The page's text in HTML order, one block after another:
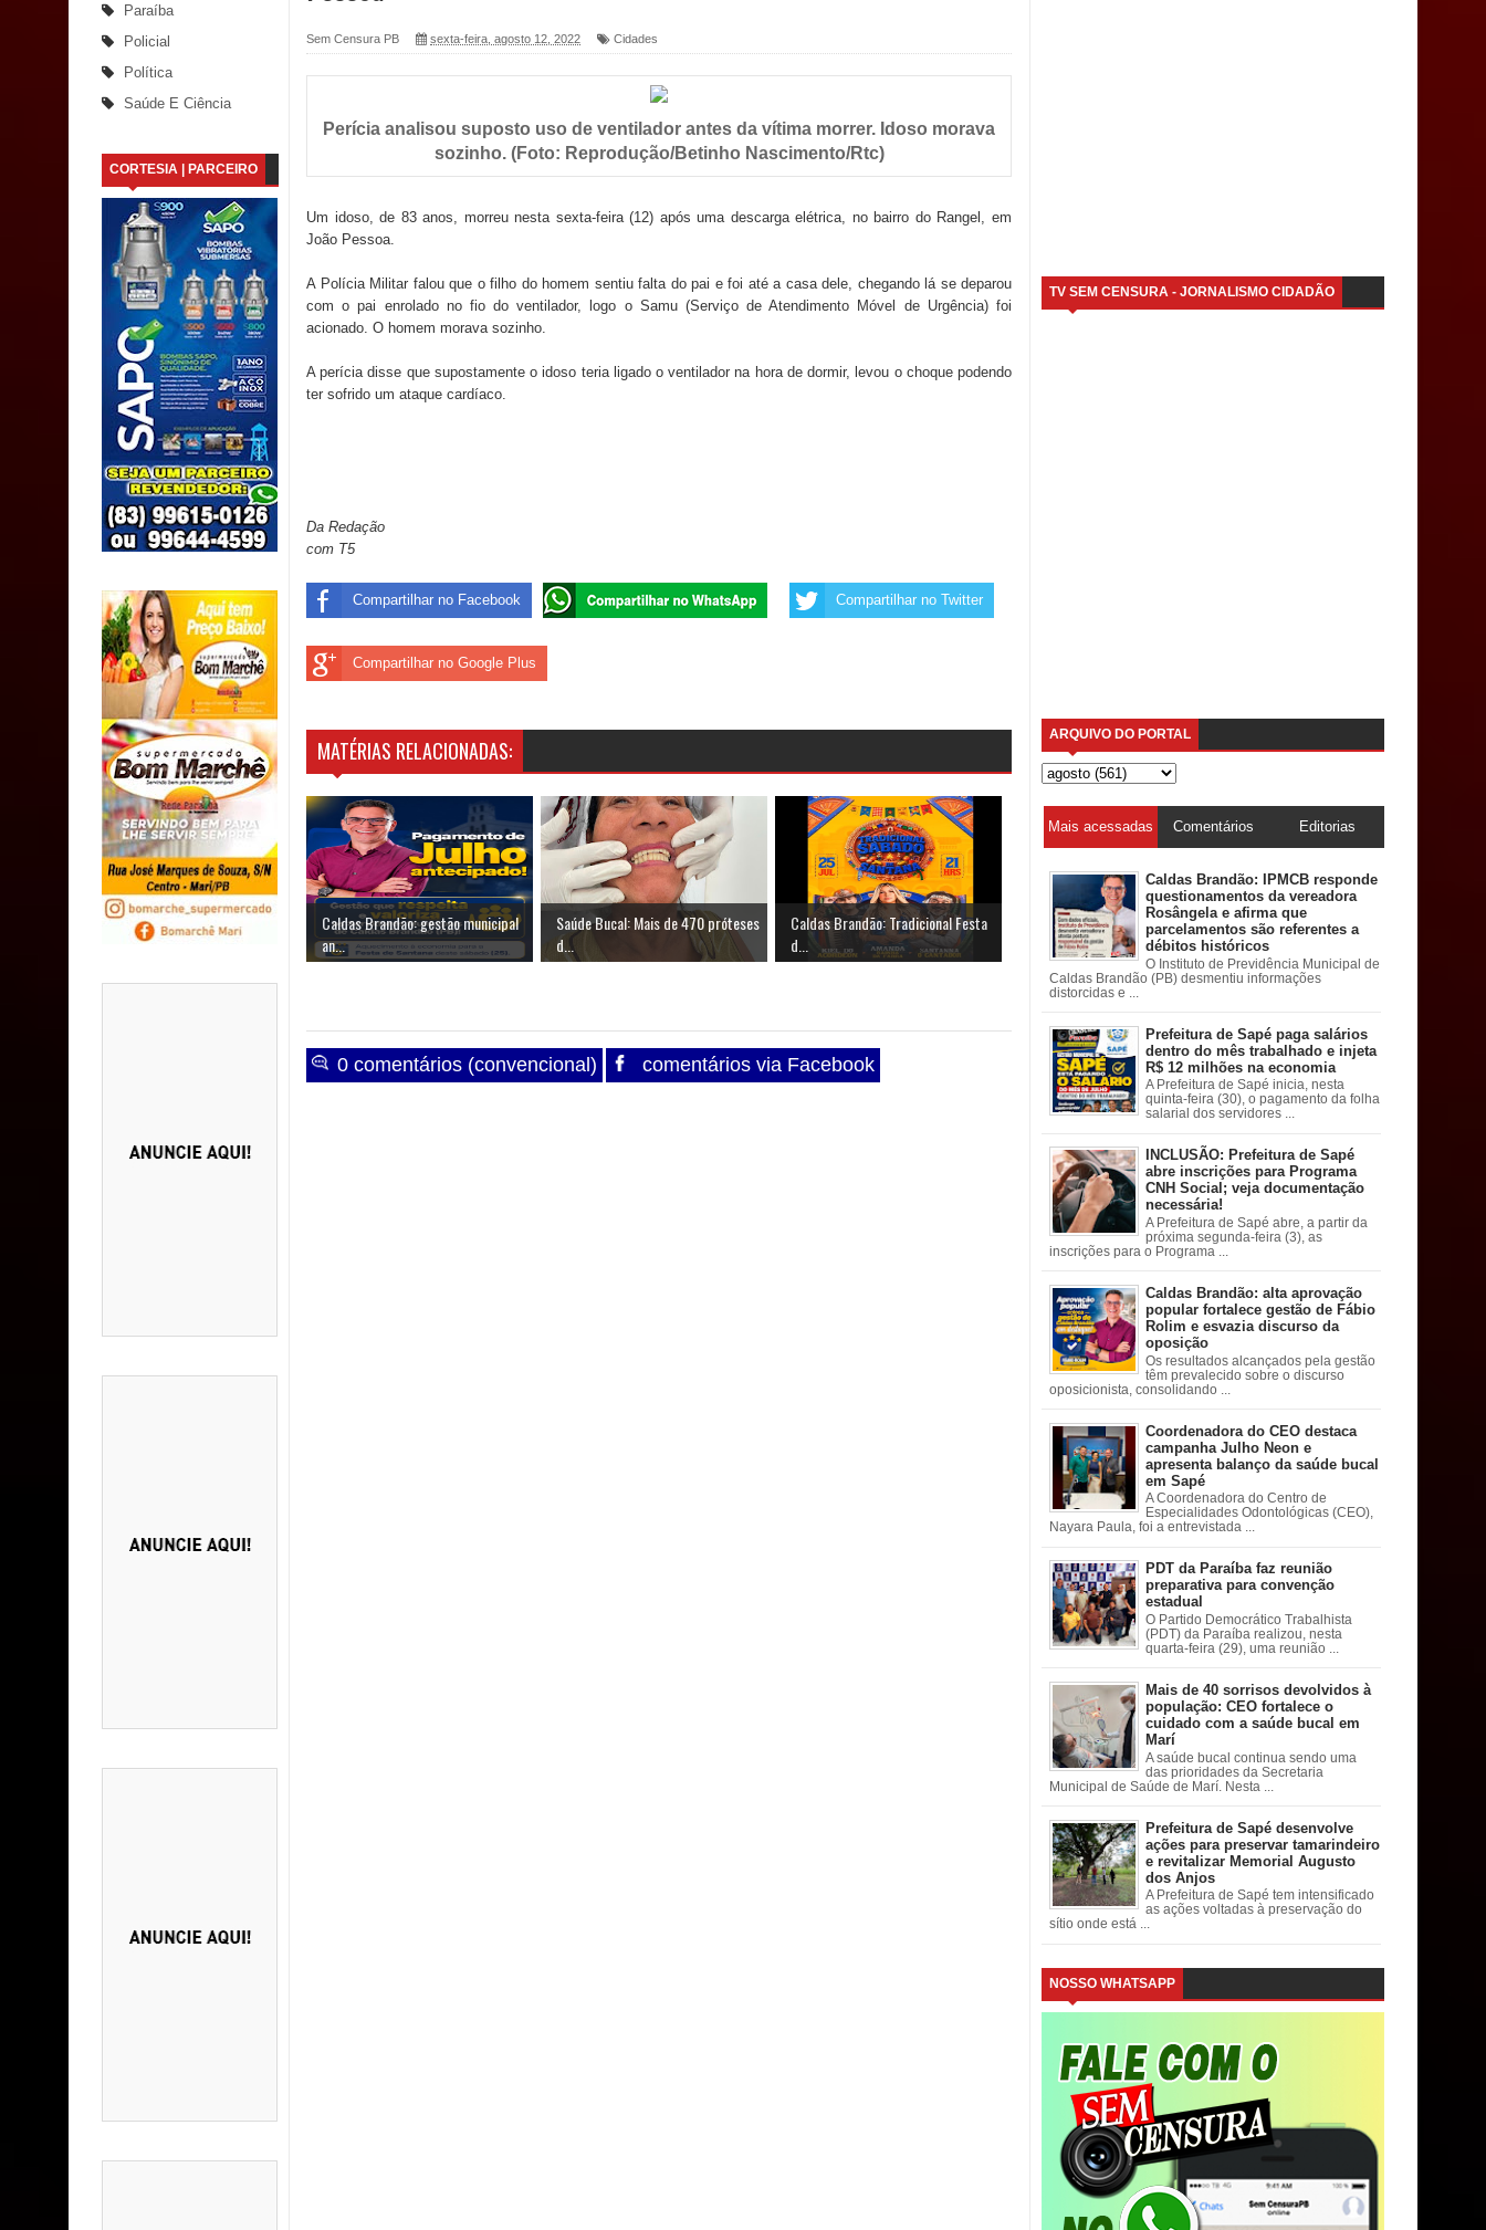
Saúde Bucal: Mais de 470 próteses dentárias já foram entregues pela Prefeitura de Sapé em 2026
Caldas Brandão: Tradicional Festa de Santana 2026 será neste sábado (25) e deve atrair grande público
Nota de pesar: Câmara de Marí lamenta a morte da ex-vereadora Neta do Sindicato
Prefeito Major Sidnei busca em Brasília recursos para nova Casa de Acolhida e CRAS de Sapé
Denise Ribeiro toma posse no Diretório Nacional do PDT durante Convenção em Brasília
Dois Gigantes da Poesia Paraibana inspiram a IV FEIRA LITERÁRIA DO BREJO em Guarabira
Vereador Davyd Matias reúne cerca de 200 lideranças em apoio à pré-candidatura de Denise Ribeiro à
Assembleia Legislativa
Mari marca presença no maior evento de saúde pública do planeta com foco na qualificação dos serviços do
SUS
MULUNGU: Servidora revela Perseguição na Gestão de Daniella Ribeiro e prática repudiável revolta
Caldas Brandão: IPMCB responde questionamentos da vereadora Rosângela e afirma que parcelamentos
são referentes a débitos históricos
Paraíba
Policial
Política
Saúde E Ciência
CORTESIA | PARCEIRO
Sem Censura PB sexta-feira, agosto 12, 2022 Cidades
Perícia analisou suposto uso de ventilador antes da vítima morrer. Idoso morava
sozinho. (Foto: Reprodução/Betinho Nascimento/Rtc)
Um idoso, de 83 anos, morreu nesta sexta-feira (12) após uma descarga elétrica, no bairro do Rangel, em
João Pessoa.
A Polícia Militar falou que o filho do homem sentiu falta do pai e foi até a casa dele, chegando lá se deparou
com o pai enrolado no fio do ventilador, logo o Samu (Serviço de Atendimento Móvel de Urgência) foi
acionado. O homem morava sozinho.
A perícia disse que supostamente o idoso teria ligado o ventilador na hora de dormir, levou o choque podendo
ter sofrido um ataque cardíaco.
Da Redação
com T5
Compartilhar no Facebook Compartilhar no Twitter
Compartilhar no Google Plus
MATÉRIAS RELACIONADAS:
Caldas Brandão: gestão municipal
an...
Saúde Bucal: Mais de 470 próteses
d...
Caldas Brandão: Tradicional Festa
d...
0 comentários (convencional) comentários via Facebook
TV SEM CENSURA - JORNALISMO CIDADÃO
ARQUIVO DO PORTAL
Mais acessadas Comentários Editorias
Caldas Brandão: IPMCB responde
questionamentos da vereadora
Rosângela e afirma que
parcelamentos são referentes a
débitos históricos
O Instituto de Previdência Municipal de
Caldas Brandão (PB) desmentiu informações
distorcidas e ...
Prefeitura de Sapé paga salários
dentro do mês trabalhado e injeta
R$ 12 milhões na economia
A Prefeitura de Sapé inicia, nesta
quinta-feira (30), o pagamento da folha
salarial dos servidores ...
INCLUSÃO: Prefeitura de Sapé
abre inscrições para Programa
CNH Social; veja documentação
necessária!
A Prefeitura de Sapé abre, a partir da
próxima segunda-feira (3), as
inscrições para o Programa ...
Caldas Brandão: alta aprovação
popular fortalece gestão de Fábio
Rolim e esvazia discurso da
oposição
Os resultados alcançados pela gestão
têm prevalecido sobre o discurso
oposicionista, consolidando ...
Coordenadora do CEO destaca
campanha Julho Neon e
apresenta balanço da saúde bucal
em Sapé
A Coordenadora do Centro de
Especialidades Odontológicas (CEO),
Nayara Paula, foi a entrevistada ...
PDT da Paraíba faz reunião
preparativa para convenção
estadual
O Partido Democrático Trabalhista
(PDT) da Paraíba realizou, nesta
quarta-feira (29), uma reunião ...
Mais de 40 sorrisos devolvidos à
população: CEO fortalece o
cuidado com a saúde bucal em
Marí
A saúde bucal continua sendo uma
das prioridades da Secretaria
Municipal de Saúde de Marí. Nesta ...
Prefeitura de Sapé desenvolve
ações para preservar tamarindeiro
e revitalizar Memorial Augusto
dos Anjos
A Prefeitura de Sapé tem intensificado
as ações voltadas à preservação do
sítio onde está ...
NOSSO WHATSAPP